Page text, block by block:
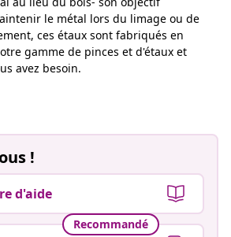
d'aide
Recommandé
nous
Vivre mieux pour moins